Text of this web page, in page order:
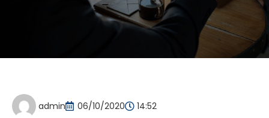
admin 06/10/2020 14:52